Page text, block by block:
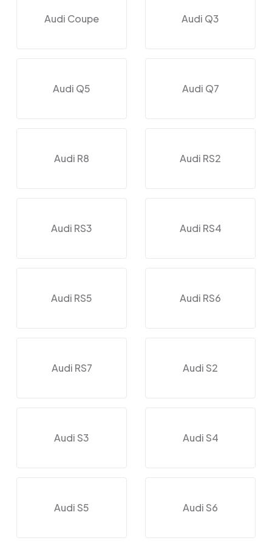
Audi Coupe Audi Q3
Audi Q5 Audi Q7
Audi R8 Audi RS2
Audi RS3 Audi RS4
Audi RS5 Audi RS6
Audi RS7 Audi S2
Audi S3 Audi S4
Audi S5 Audi S6